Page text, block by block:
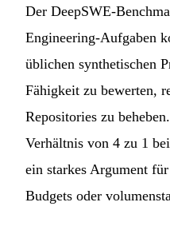
Der DeepSWE-
Engineering-Aufgaben
üblichen synthetischen
Fähigkeit zu bewerten,
Repositories zu
Verhältnis von 4 zu 1
ein starkes Argument
Budgets oder